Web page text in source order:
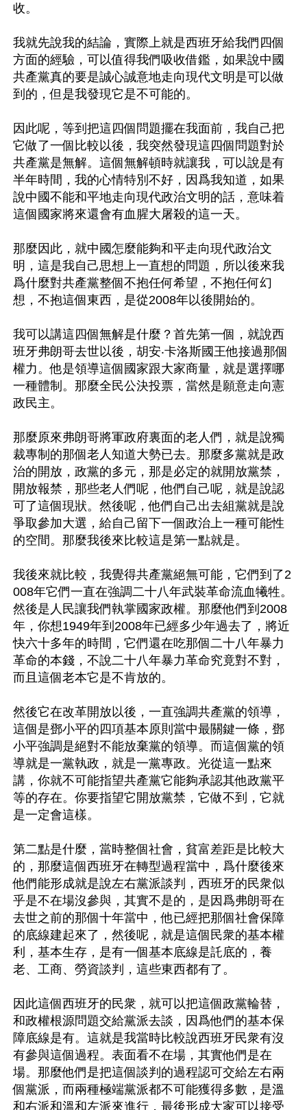
收。
我就先說我的結論，實際上就是西班牙給我們四個
方面的經驗，可以值得我們吸收借鑑，如果說中國
共產黨真的要是誠心誠意地走向現代文明是可以做
到的，但是我發現它是不可能的。
因此呢，等到把這四個問題擺在我面前，我自己把
它做了一個比較以後，我突然發現這四個問題對於
共產黨是無解。這個無解頓時就讓我，可以說是有
半年時間，我的心情特別不好，因爲我知道，如果
說中國不能和平地走向現代政治文明的話，意味着
這個國家將來還會有血腥大屠殺的這一天。
那麼因此，就中國怎麼能夠和平走向現代政治文
明，這是我自己思想上一直想的問題，所以後來我
爲什麼對共產黨整個不抱任何希望，不抱任何幻
想，不抱這個東西，是從2008年以後開始的。
我可以講這四個無解是什麼？首先第一個，就說西
班牙弗朗哥去世以後，胡安‧卡洛斯國王他接過那個
權力。他是領導這個國家跟大家商量，就是選擇哪
一種體制。那麼全民公決投票，當然是願意走向憲
政民主。
那麼原來弗朗哥將軍政府裏面的老人們，就是說獨
裁專制的那個老人知道大勢已去。那麼多黨就是政
治的開放，政黨的多元，那是必定的就開放黨禁，
開放報禁，那些老人們呢，他們自己呢，就是說認
可了這個現狀。然後呢，他們自己出去組黨就是說
爭取參加大選，給自己留下一個政治上一種可能性
的空間。那麼我後來比較這是第一點就是。
我後來就比較，我覺得共產黨絕無可能，它們到了2
008年它們一直在強調二十八年武裝革命流血犧牲。
然後是人民讓我們執掌國家政權。那麼他們到2008
年，你想1949年到2008年已經多少年過去了，將近
快六十多年的時間，它們還在吃那個二十八年暴力
革命的本錢，不說二十八年暴力革命究竟對不對，
而且這個老本它是不肯放的。
然後它在改革開放以後，一直強調共產黨的領導，
這個是鄧小平的四項基本原則當中最關鍵一條，鄧
小平強調是絕對不能放棄黨的領導。而這個黨的領
導就是一黨執政，就是一黨專政。光從這一點來
講，你就不可能指望共產黨它能夠承認其他政黨平
等的存在。你要指望它開放黨禁，它做不到，它就
是一定會這樣。
第二點是什麼，當時整個社會，貧富差距是比較大
的，那麼這個西班牙在轉型過程當中，爲什麼後來
他們能形成就是說左右黨派談判，西班牙的民衆似
乎是不在場沒參與，其實不是的，是因爲弗朗哥在
去世之前的那個十年當中，他已經把那個社會保障
的底線建起來了，然後呢，就是這個民衆的基本權
利，基本生存，是有一個基本底線是託底的，養
老、工商、勞資談判，這些東西都有了。
因此這個西班牙的民衆，就可以把這個政黨輪替，
和政權根源問題交給黨派去談，因爲他們的基本保
障底線是有。這就是我當時比較說西班牙民衆有沒
有參與這個過程。表面看不在場，其實他們是在
場。那麼他們是把這個談判的過程認可交給左右兩
個黨派，而兩種極端黨派都不可能獲得多數，是溫
和右派和溫和左派來進行，最後形成大家可以接受